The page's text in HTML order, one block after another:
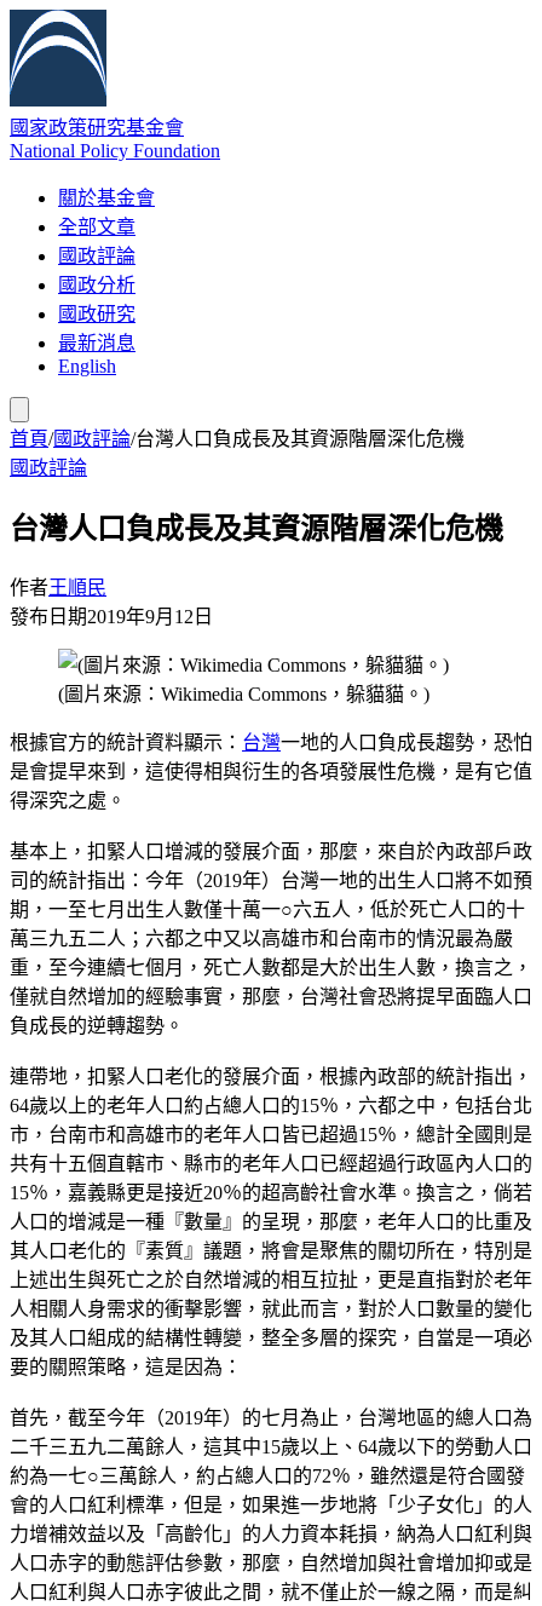
國家政策研究基金會
National Policy Foundation
關於基金會
全部文章
國政評論
國政分析
國政研究
最新消息
English
首頁/國政評論/台灣人口負成長及其資源階層深化危機
國政評論
台灣人口負成長及其資源階層深化危機
作者王順民
發布日期2019年9月12日
(圖片來源：Wikimedia Commons，躲貓貓。)
根據官方的統計資料顯示： 台灣一地的人口負成長趨勢，恐怕
是會提早來到，這使得相與衍生的各項發展性危機，是有它值
得深究之處。
基本上，扣緊人口增減的發展介面，那麼，來自於內政部戶政
司的統計指出：今年（2019年）台灣一地的出生人口將不如預
期，一至七月出生人數僅十萬一○六五人，低於死亡人口的十
萬三九五二人；六都之中又以高雄市和台南市的情況最為嚴
重，至今連續七個月，死亡人數都是大於出生人數，換言之，
僅就自然增加的經驗事實，那麼，台灣社會恐將提早面臨人口
負成長的逆轉趨勢。
連帶地，扣緊人口老化的發展介面，根據內政部的統計指出，
64歲以上的老年人口約占總人口的15％，六都之中，包括台北
市，台南市和高雄市的老年人口皆已超過15％，總計全國則是
共有十五個直轄市、縣市的老年人口已經超過行政區內人口的
15％，嘉義縣更是接近20％的超高齡社會水準。換言之，倘若
人口的增減是一種『數量』的呈現，那麼，老年人口的比重及
其人口老化的『素質』議題，將會是聚焦的關切所在，特別是
上述出生與死亡之於自然增減的相互拉扯，更是直指對於老年
人相關人身需求的衝擊影響，就此而言，對於人口數量的變化
及其人口組成的結構性轉變，整全多層的探究，自當是一項必
要的關照策略，這是因為：
首先，截至今年（2019年）的七月為止，台灣地區的總人口為
二千三五九二萬餘人，這其中15歲以上、64歲以下的勞動人口
約為一七○三萬餘人，約占總人口的72％，雖然還是符合國發
會的人口紅利標準，但是，如果進一步地將「少子女化」的人
力增補效益以及「高齡化」的人力資本耗損，納為人口紅利與
人口赤字的動態評估參數，那麼，自然增加與社會增加抑或是
人口紅利與人口赤字彼此之間，就不僅止於一線之隔，而是糾